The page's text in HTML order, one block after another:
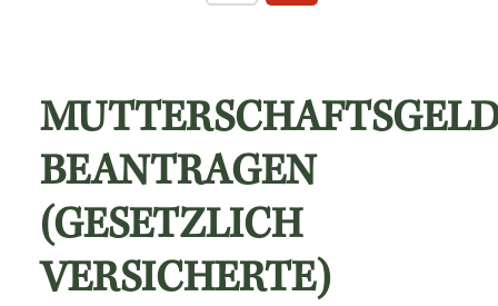
BEANTRAGEN
(GESETZLICH
VERSICHERTE)